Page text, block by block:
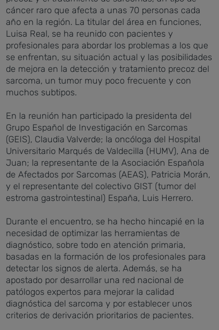
cáncer raro que afecta a unas 70 personas cada
año en la región. La titular del área en funciones,
Luisa Real, se ha reunido con pacientes y
profesionales para abordar los problemas a los que
se enfrentan, su situación actual y las posibilidades
de mejora en la detección y tratamiento precoz del
sarcoma, un tumor muy poco frecuente y con
muchos subtipos.
En la reunión han participado la presidenta del
Grupo Español de Investigación en Sarcomas
(GEIS), Claudia Valverde; la oncóloga del Hospital
Universitario Marqués de Valdecilla (HUMV), Ana de
Juan; la representante de la Asociación Española
de Afectados por Sarcomas (AEAS), Patricia Morán,
y el representante del colectivo GIST (tumor del
estroma gastrointestinal) España, Luis Herrero.
Durante el encuentro, se ha hecho hincapié en la
necesidad de optimizar las herramientas de
diagnóstico, sobre todo en atención primaria,
basadas en la formación de los profesionales para
detectar los signos de alerta. Además, se ha
apostado por desarrollar una red nacional de
patólogos expertos para mejorar la calidad
diagnóstica del sarcoma y por establecer unos
criterios de derivación prioritarios de pacientes.